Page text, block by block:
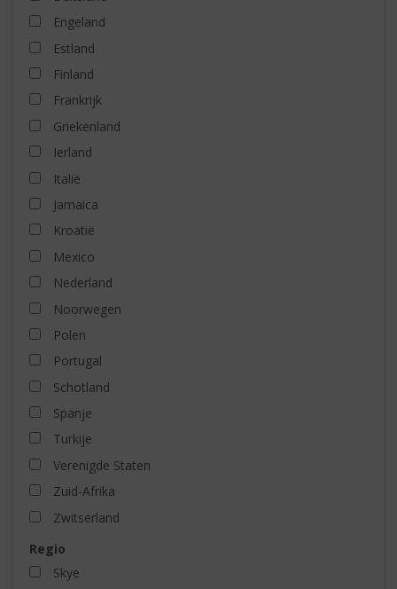
Engeland
Estland
Finland
Frankrijk
Griekenland
Ierland
Italië
Jamaica
Kroatië
Mexico
Nederland
Noorwegen
Polen
Portugal
Schotland
Spanje
Turkije
Verenigde Staten
Zuid-Afrika
Zwitserland
Regio
Skye